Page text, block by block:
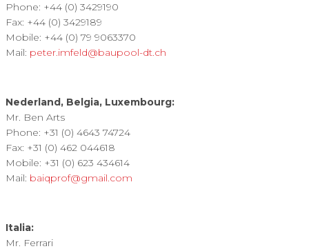
Phone: +44 (0) 3429190
Fax: +44 (0) 3429189
Mobile: +44 (0) 79 9063370
Mail: peter.imfeld@baupool-dt.ch
Nederland, Belgia, Luxembourg:
Mr. Ben Arts
Phone: +31 (0) 4643 74724
Fax: +31 (0) 462 044618
Mobile: +31 (0) 623 434614
Mail: baiqprof@gmail.com
Italia:
Mr. Ferrari